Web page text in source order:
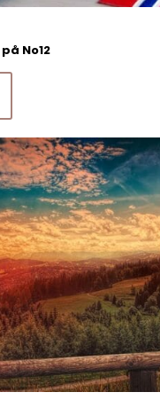
No12